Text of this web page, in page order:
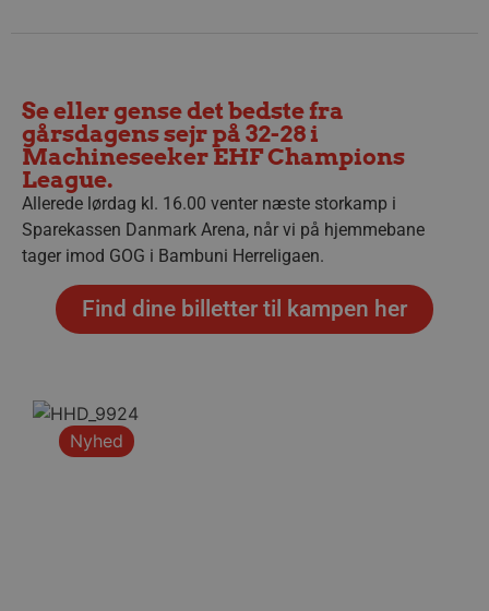
Se eller gense det bedste fra
gårsdagens sejr på 32-28 i
Machineseeker EHF Champions
League.
Allerede lørdag kl. 16.00 venter næste storkamp i
Sparekassen Danmark Arena, når vi på hjemmebane
tager imod GOG i Bambuni Herreligaen.
Find dine billetter til kampen her
Nyhed